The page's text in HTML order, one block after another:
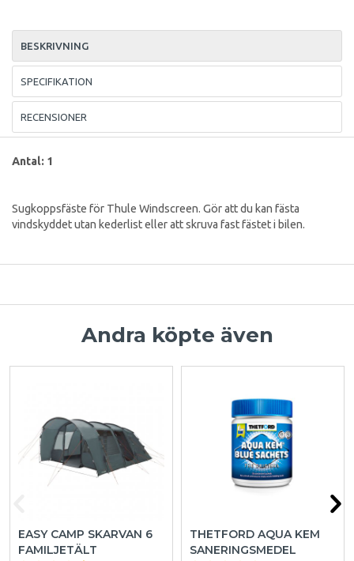
BESKRIVNING
SPECIFIKATION
RECENSIONER
Antal: 1
Sugkoppsfäste för Thule Windscreen. Gör att du kan fästa
vindskyddet utan kederlist eller att skruva fast fästet i bilen.
Andra köpte även
EASY CAMP SKARVAN 6
FAMILJETÄLT
THETFORD AQUA KEM
SANERINGSMEDEL